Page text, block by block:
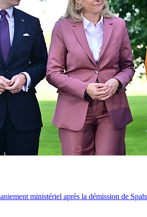
ministériel après la démission de